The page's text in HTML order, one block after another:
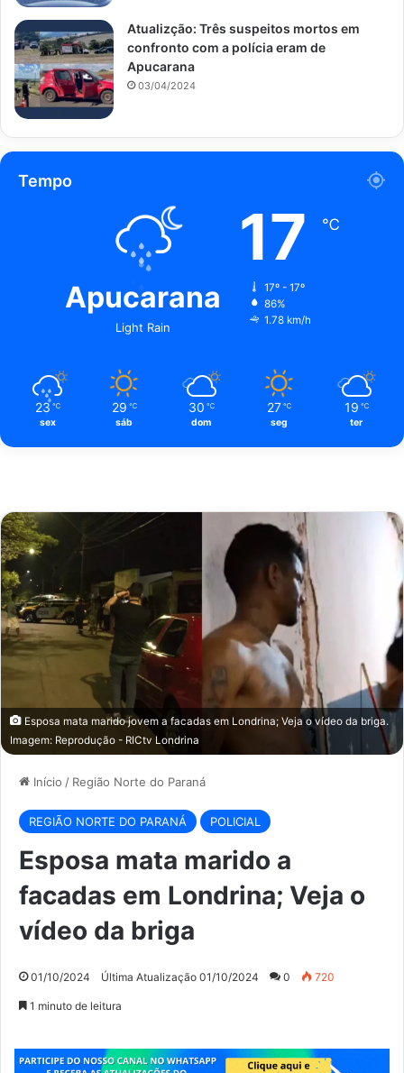
Esposa mata marido jovem a facadas em Londrina; Veja o vídeo da briga.
Imagem: Reprodução - RICtv Londrina
Início / Região Norte do Paraná
REGIÃO NORTE DO PARANÁ POLICIAL
Esposa mata marido a
facadas em Londrina; Veja o
vídeo da briga
01/10/2024 Última Atualização 01/10/2024 0 720
1 minuto de leitura
Atualizção: Três suspeitos mortos em
confronto com a polícia eram de
Apucarana
03/04/2024
Tempo
Apucarana
Light Rain
17 ℃
17º - 17º
86%
1.78 km/h
23 ℃
sex
29 ℃
sáb
30 ℃
dom
27 ℃
seg
19 ℃
ter